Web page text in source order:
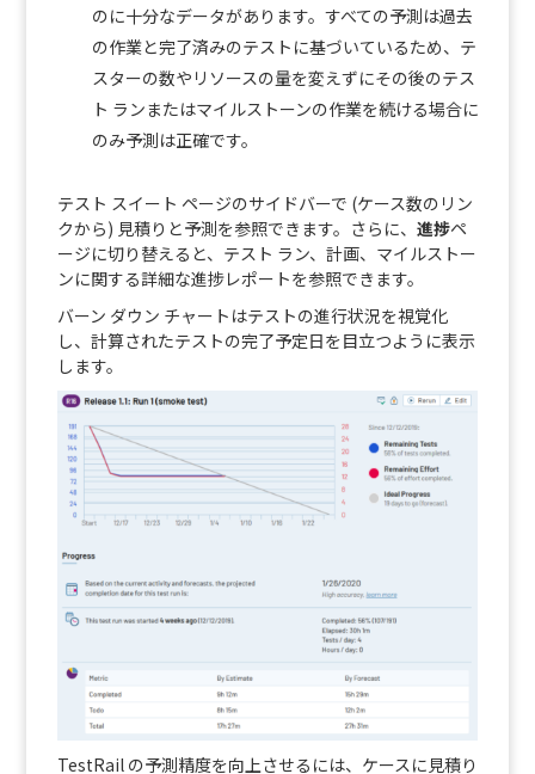
のに十分なデータがあります。すべての予測は過去
の作業と完了済みのテストに基づいているため、テ
スターの数やリソースの量を変えずにその後のテス
ト ランまたはマイルストーンの作業を続ける場合に
のみ予測は正確です。
テスト スイート ページのサイドバーで (ケース数のリン
クから) 見積りと予測を参照できます。さらに、 進捗ペ
ージに切り替えると、テスト ラン、計画、マイルストー
ンに関する詳細な進捗レポートを参照できます。
バーン ダウン チャートはテストの進行状況を視覚化
し、計算されたテストの完了予定日を目立つように表示
します。
TestRail の予測精度を向上させるには、ケースに見積り